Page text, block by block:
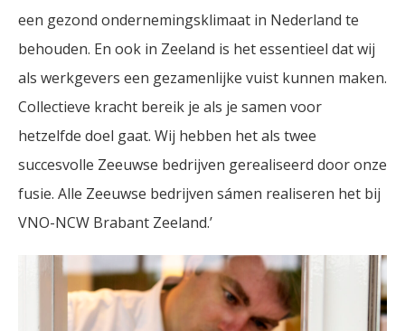
een gezond ondernemingsklimaat in Nederland te
behouden. En ook in Zeeland is het essentieel dat wij
als werkgevers een gezamenlijke vuist kunnen maken.
Collectieve kracht bereik je als je samen voor
hetzelfde doel gaat. Wij hebben het als twee
succesvolle Zeeuwse bedrijven gerealiseerd door onze
fusie. Alle Zeeuwse bedrijven sámen realiseren het bij
VNO-NCW Brabant Zeeland.’